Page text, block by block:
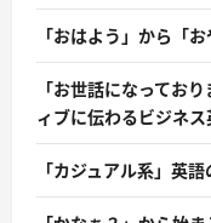
「おはよう」から「
「お世話になってお
ィブに伝わるビジネス
「カジュアル系」英